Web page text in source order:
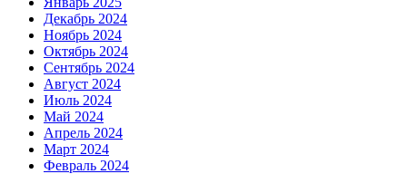
Декабрь 2024
Ноябрь 2024
Октябрь 2024
Сентябрь 2024
Август 2024
Июль 2024
Май 2024
Апрель 2024
Март 2024
Февраль 2024